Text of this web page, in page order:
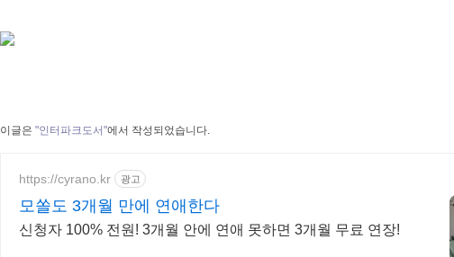
이글은 "인터파크도서"에서 작성되었습니다.
https://cyrano.kr 광고
모쏠도 3개월 만에 연애한다
신청자 100% 전원! 3개월 안에 연애 못하면 3개월 무료 연장!